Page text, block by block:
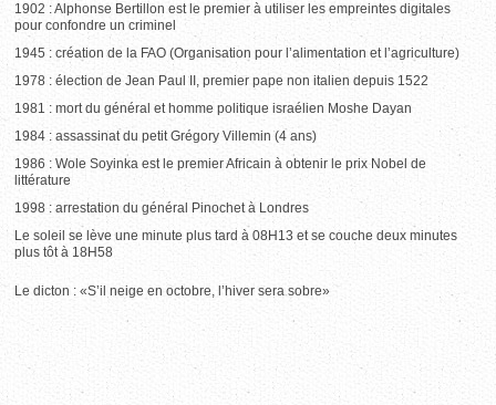
1902 : Alphonse Bertillon est le premier à utiliser les empreintes digitales
pour confondre un criminel
1945 : création de la FAO (Organisation pour l’alimentation et l’agriculture)
1978 : élection de Jean Paul II, premier pape non italien depuis 1522
1981 : mort du général et homme politique israélien Moshe Dayan
1984 : assassinat du petit Grégory Villemin (4 ans)
1986 : Wole Soyinka est le premier Africain à obtenir le prix Nobel de
littérature
1998 : arrestation du général Pinochet à Londres
Le soleil se lève une minute plus tard à 08H13 et se couche deux minutes
plus tôt à 18H58
Le dicton : «S’il neige en octobre, l’hiver sera sobre»